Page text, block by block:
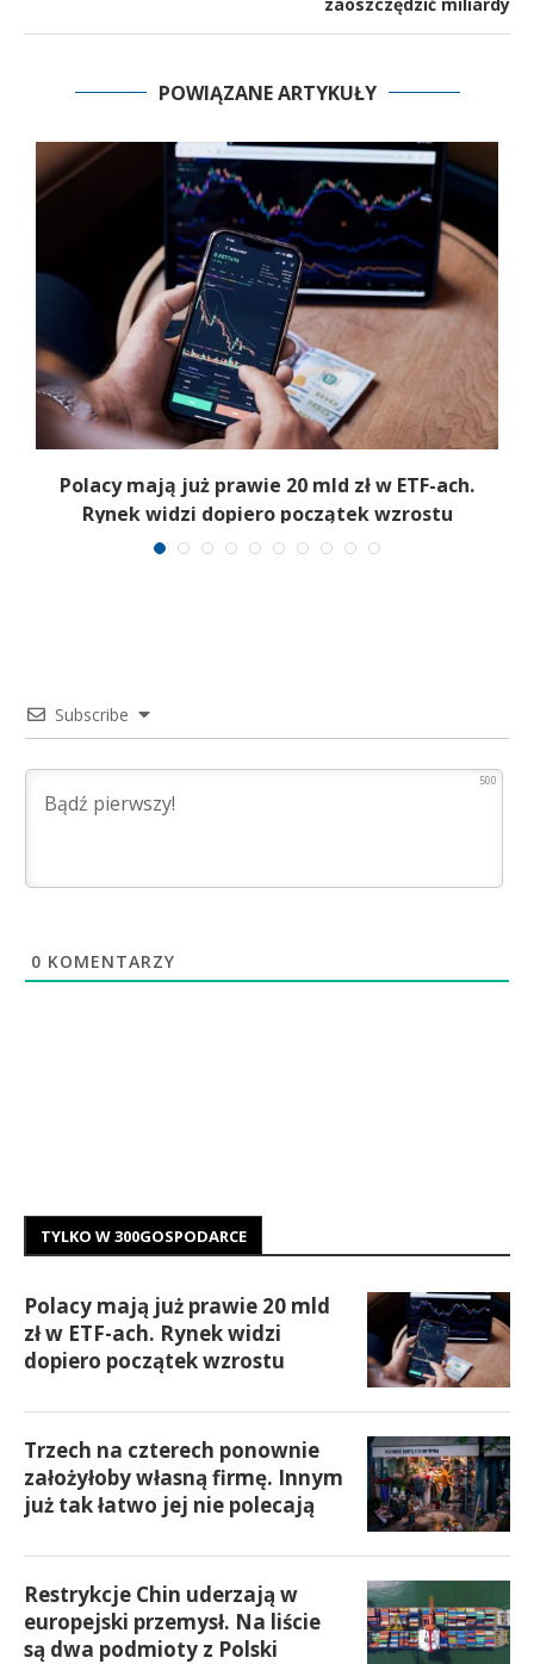
POWIĄZANE ARTYKUŁY
Polacy mają już prawie 20 mld zł w ETF-ach.
Rynek widzi dopiero początek wzrostu
Subscribe
500
0 KOMENTARZY
TYLKO W 300GOSPODARCE
Polacy mają już prawie 20 mld
zł w ETF-ach. Rynek widzi
dopiero początek wzrostu
Trzech na czterech ponownie
założyłoby własną firmę. Innym
już tak łatwo jej nie polecają
Restrykcje Chin uderzają w
europejski przemysł. Na liście
są dwa podmioty z Polski